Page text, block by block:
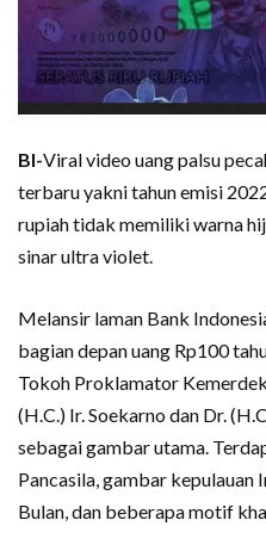
BI-Viral video uang palsu
terbaru yakni tahun emisi
rupiah tidak memiliki warna
sinar ultra violet.
Melansir laman Bank
bagian depan uang Rp100
Tokoh Proklamator
(H.C.) Ir. Soekarno dan Dr.
sebagai gambar utama.
Pancasila, gambar kepulauan
Bulan, dan beberapa motif